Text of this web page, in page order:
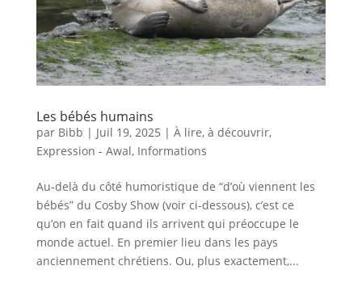
Les bébés humains
par Bibb | Juil 19, 2025 | À lire, à découvrir,
Expression - Awal, Informations
Au-delà du côté humoristique de “d’où viennent les
bébés” du Cosby Show (voir ci-dessous), c’est ce
qu’on en fait quand ils arrivent qui préoccupe le
monde actuel. En premier lieu dans les pays
anciennement chrétiens. Ou, plus exactement,...